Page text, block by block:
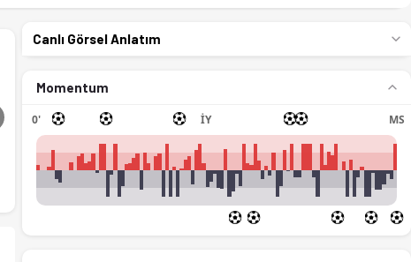
Next
Canlı Görsel Anlatım
Momentum
0' İY MS